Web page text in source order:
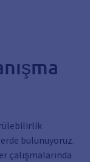
bulunuyoruz.
çalışmalarında